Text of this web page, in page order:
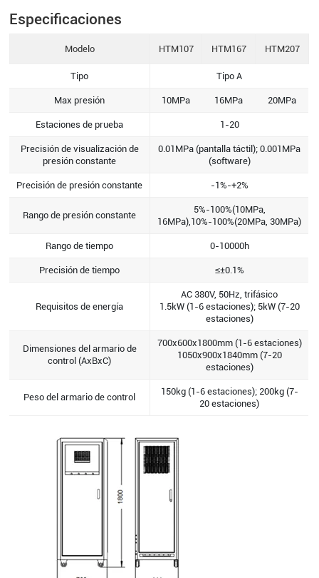
Especificaciones
Modelo HTM107 HTM167 HTM207
Tipo Tipo A
Max presión 10MPa 16MPa 20MPa
Estaciones de prueba 1-20
Precisión de visualización de
presión constante
0.01MPa (pantalla táctil); 0.001MPa
(software)
Precisión de presión constante -1%-+2%
Rango de presión constante
5%-100%(10MPa,
16MPa),10%-100%(20MPa, 30MPa)
Rango de tiempo 0-10000h
Precisión de tiempo ≤±0.1%
Requisitos de energía
AC 380V, 50Hz, trifásico
1.5kW (1-6 estaciones); 5kW (7-20
estaciones)
Dimensiones del armario de
control (AxBxC)
700x600x1800mm (1-6 estaciones)
1050x900x1840mm (7-20
estaciones)
Peso del armario de control
150kg (1-6 estaciones); 200kg (7-
20 estaciones)